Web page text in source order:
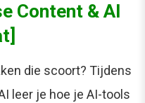
Content & AI
die scoort? Tijdens
leer je hoe je AI-tools